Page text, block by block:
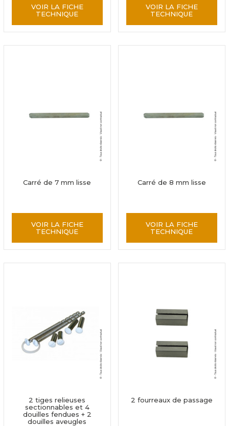
VOIR LA FICHE
TECHNIQUE
VOIR LA FICHE
TECHNIQUE
Carré de 7 mm lisse
VOIR LA FICHE
TECHNIQUE
Carré de 8 mm lisse
VOIR LA FICHE
TECHNIQUE
2 tiges relieuses
sectionnables et 4
douilles fendues + 2
douilles aveugles
2 fourreaux de passage